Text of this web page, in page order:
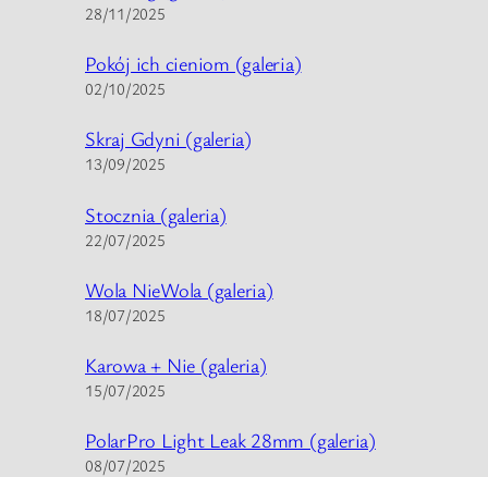
28/11/2025
Pokój ich cieniom (galeria)
02/10/2025
Skraj Gdyni (galeria)
13/09/2025
Stocznia (galeria)
22/07/2025
Wola NieWola (galeria)
18/07/2025
Karowa + Nie (galeria)
15/07/2025
PolarPro Light Leak 28mm (galeria)
08/07/2025